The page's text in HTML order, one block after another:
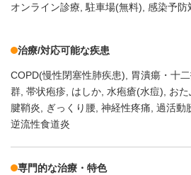
オンライン診療 駐車場(無料) 感染予防
治療/対応可能な疾患
COPD(慢性閉塞性肺疾患) 胃潰瘍・十
群 帯状疱疹 はしか 水疱瘡(水痘) お
腱鞘炎
ぎっくり腰 神経性疼痛 過活動
逆流性食道炎
専門的な治療・特色